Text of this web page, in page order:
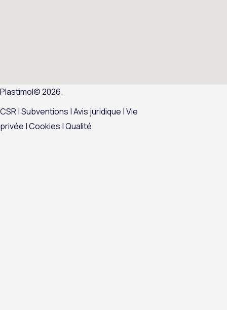
Plastimol© 2026.
CSR |Subventions |Avis juridique |Vie
privée |Cookies |Qualité